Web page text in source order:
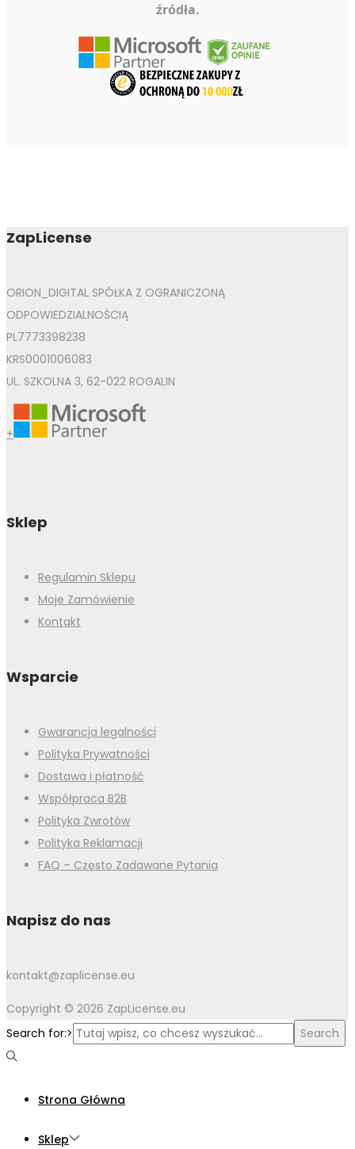
źródła.
ZapLicense
ORION_DIGITAL SPÓŁKA Z OGRANICZONĄ
ODPOWIEDZIALNOŚCIĄ
PL7773398238
KRS0001006083
UL. SZKOLNA 3, 62-022 ROGALIN
+
Sklep
Regulamin Sklepu
Moje Zamówienie
Kontakt
Wsparcie
Gwarancja legalności
Polityka Prywatności
Dostawa i płatność
Współpraca B2B
Polityka Zwrotów
Polityka Reklamacji
FAQ – Często Zadawane Pytania
Napisz do nas
kontakt@zaplicense.eu
Copyright © 2026 ZapLicense.eu
Search for:>
Search
Strona Główna
Sklep